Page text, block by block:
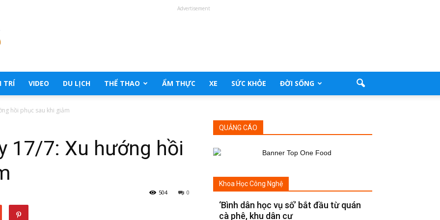
Advertisement
TRÍ VIDEO DU LỊCH THỂ THAO ẨM THỰC XE SỨC KHỎE ĐỜI SỐNG
hồi phục sau khi giảm
17/7: Xu hướng hồi
0
504
QUẢNG CÁO
Khoa Học Công Nghệ
‘Bình dân học vụ số’ bắt đầu từ quán
cà phê, khu dân cư